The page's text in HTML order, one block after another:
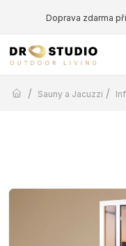
Doprava zdarma
/ Sauny a Jacuzzi /